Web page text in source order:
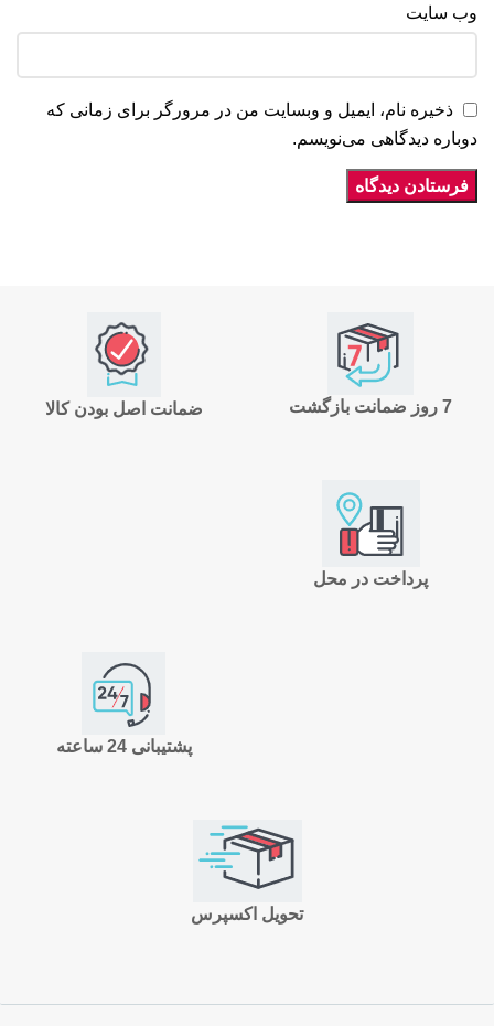
وب‌ سایت
ذخیره نام، ایمیل و وبسایت من در مرورگر برای زمانی که
دوباره دیدگاهی می‌نویسم.
ضمانت اصل بودن کالا 7 روز ضمانت بازگشت
پرداخت در محل
پشتیبانی 24 ساعته
تحویل اکسپرس